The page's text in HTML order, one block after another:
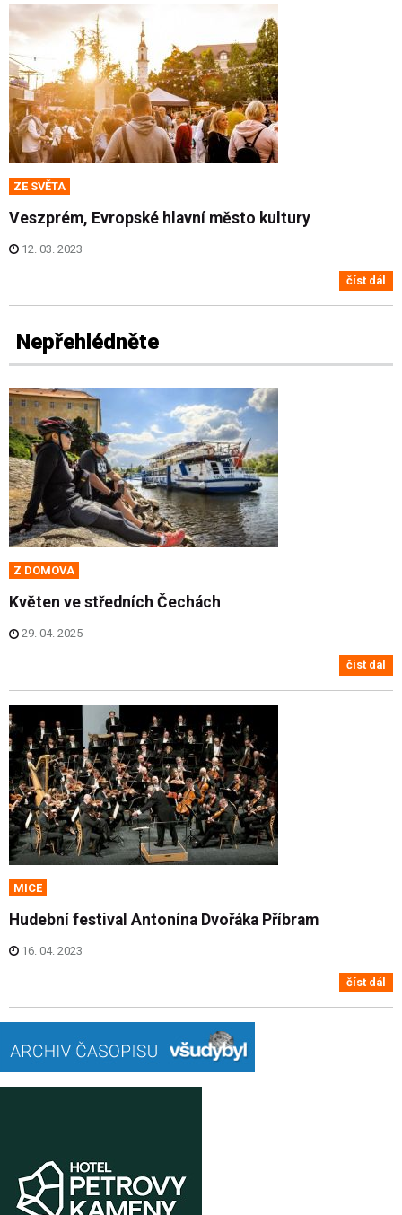
ZE SVĚTA
Veszprém, Evropské hlavní město kultury
12. 03. 2023
číst dál
Nepřehlédněte
Z DOMOVA
Květen ve středních Čechách
29. 04. 2025
číst dál
MICE
Hudební festival Antonína Dvořáka Příbram
16. 04. 2023
číst dál